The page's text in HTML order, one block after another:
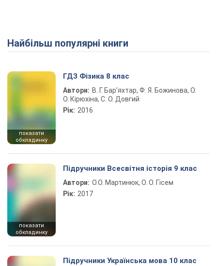
Найбільш популярні книги
показати
обкладинку
ГДЗ Фізика 8 клас
Автори: В. Г. Бар’яхтар, Ф. Я. Божинова, О.
О. Кірюхіна, С. О. Довгий
Рік: 2016
показати
обкладинку
Підручники Всесвітня історія 9 клас
Автори: О.О. Мартинюк, О. О. Гісем
Рік: 2017
Підручники Українська мова 10 клас